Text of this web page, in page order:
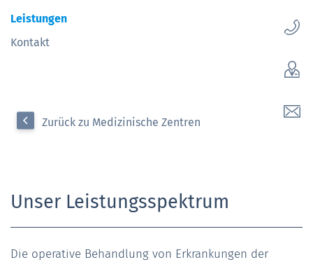
Leistungen
Kontakt
Zurück zu Medizinische Zentren
Unser Leistungsspektrum
Die operative Behandlung von Erkrankungen der